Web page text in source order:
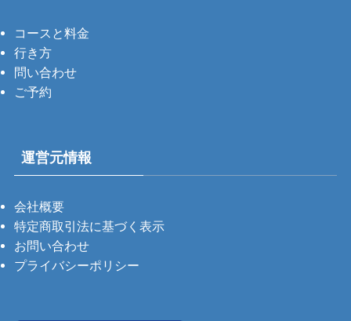
コースと料金
行き方
問い合わせ
ご予約
運営元情報
会社概要
特定商取引法に基づく表示
お問い合わせ
プライバシーポリシー